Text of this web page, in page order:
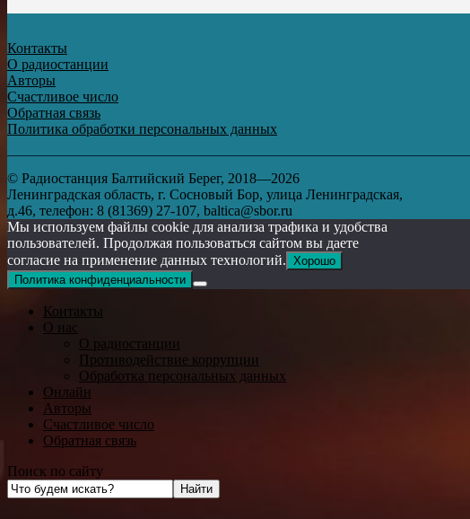
Контакты
О радиостанции
Авторы
Счастливое число
Обратная связь
Политика обработки персональных данных
© Радиостанция Балтийский Берег, 2018—2026
Ленинградская область, г. Сосновый Бор, улица Ленинградская,
д.46, телефон: 8 (81369) 27-107, baltica@sbor.ru
Мы используем файлы cookie для анализа трафика и удобства
пользователей. Продолжая пользоваться сайтом вы даете
согласие на применение данных технологий. Хорошо
Политика конфиденциальности
Контакты
О нас
О радиостанции
Противодействие коррупции
Обработка персональных данных
Онлайн
Авторы
Счастливое число
Обратная связь
Поиск по сайту